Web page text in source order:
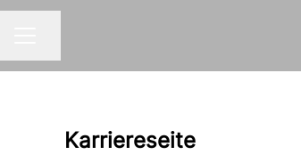
Karriereseite